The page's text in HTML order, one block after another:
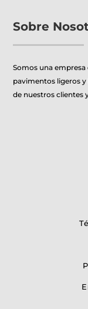
Sobre
Somos una
pavimentos ligeros y
de nuestros clientes